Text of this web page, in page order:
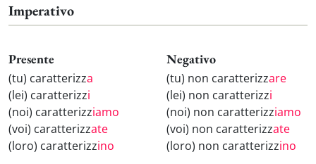
Imperativo
Presente
(tu) caratterizza
(lei) caratterizzi
(noi) caratterizziamo
(voi) caratterizzate
(loro) caratterizzino
Negativo
(tu) non caratterizzare
(lei) non caratterizzi
(noi) non caratterizziamo
(voi) non caratterizzate
(loro) non caratterizzino